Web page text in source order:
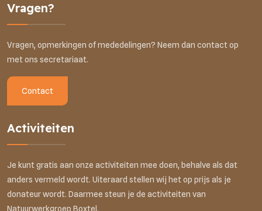
Vragen?
Vragen, opmerkingen of mededelingen? Neem dan contact op
met ons secretariaat.
Contact
Activiteiten
Je kunt gratis aan onze activiteiten mee doen, behalve als dat
anders vermeld wordt. Uiteraard stellen wij het op prijs als je
donateur wordt. Daarmee steun je de activiteiten van
Natuurwerkgroep Boxtel.